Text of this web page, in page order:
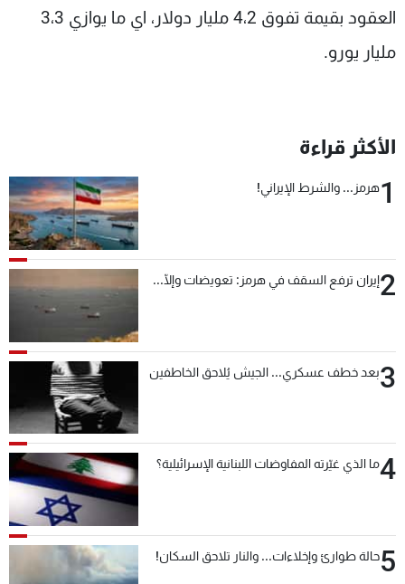
العقود بقيمة تفوق 4،2 مليار دولار، اي ما يوازي 3،3
مليار يورو.
الأكثر قراءة
1هرمز... والشرط الإيراني!
2إيران ترفع السقف في هرمز: تعويضات وإلّا...
3بعد خطف عسكري... الجيش يُلاحق الخاطفين
4ما الذي غيّرته المفاوضات اللبنانية الإسرائيلية؟
5حالة طوارئ وإخلاءات... والنار تلاحق السكان!